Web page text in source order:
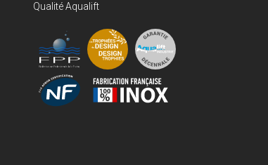
Qualité Aqualift